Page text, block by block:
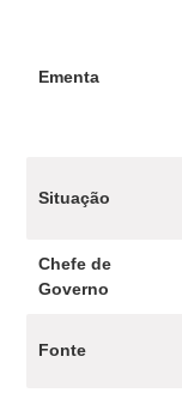
Ementa
Situação
Chefe de
Governo
Fonte